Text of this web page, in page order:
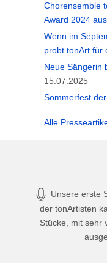
Chorensemble
Award 2024
Wenn im
probt tonArt für
Neue Sängerin
15.07.2025
Sommerfest
Alle
Unsere erste
der tonArtisten
Stücke, mit sehr